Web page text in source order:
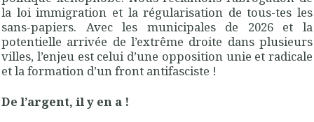
la loi immigration et la régularisation de tous-tes les
sans-papiers. Avec les municipales de 2026 et la
potentielle arrivée de l’extrême droite dans plusieurs
villes, l’enjeu est celui d’une opposition unie et radicale
et la formation d’un front antifasciste !
De l’argent, il y en a !